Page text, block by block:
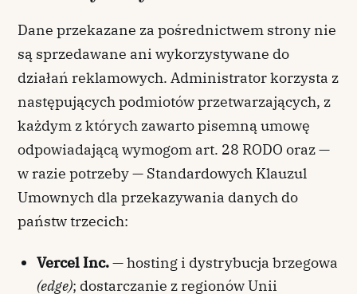
Dane przekazane za pośrednictwem strony nie
są sprzedawane ani wykorzystywane do
działań reklamowych. Administrator korzysta z
następujących podmiotów przetwarzających, z
każdym z których zawarto pisemną umowę
odpowiadającą wymogom art. 28 RODO oraz —
w razie potrzeby — Standardowych Klauzul
Umownych dla przekazywania danych do
państw trzecich:
Vercel Inc.— hosting i dystrybucja brzegowa
(edge); dostarczanie z regionów Unii